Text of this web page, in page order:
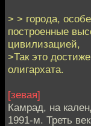
> > города,
построенные
цивилизацией,
>Так это
олигархата.
[зевая]
Камрад, на
1991-м. Треть